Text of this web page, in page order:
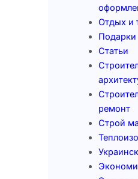
Отдых и
Подарки
Статьи
ремонт
Строй